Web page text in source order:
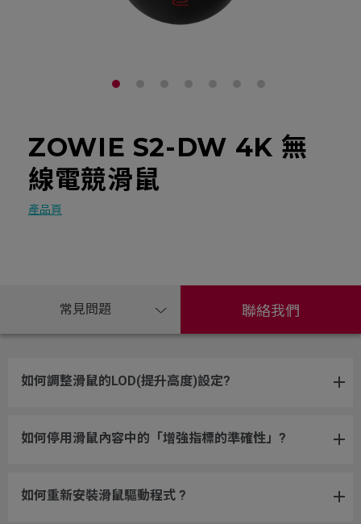
ZOWIE S2-DW 4K 無
線電競滑鼠
產品頁
常見問題 聯絡我們
如何調整滑鼠的LOD(提升高度)設定?
如何停用滑鼠內容中的「增強指標的準確性」?
如何重新安裝滑鼠驅動程式 ?